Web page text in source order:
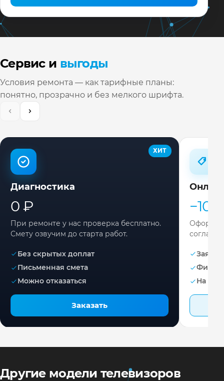
Сервис и выгоды
Условия ремонта — как тарифные планы:
понятно, прозрачно и без мелкого шрифта.
ХИТ
Диагностика
0 ₽
При ремонте у нас проверка бесплатно.
Смету озвучим до старта работ.
Без скрытых доплат
Письменная смета
Можно отказаться
Заказать
−10%
Заявка
На
Другие модели телевизоров